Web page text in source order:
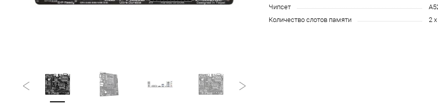
Чипсет
Количество слотов памяти
2